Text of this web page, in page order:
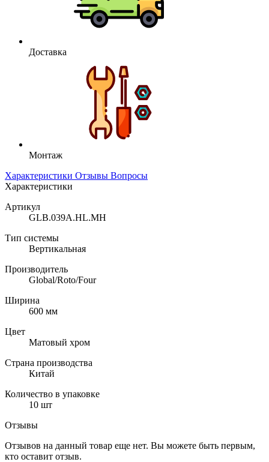
Доставка
Монтаж
Характеристики Отзывы Вопросы
Характеристики
Артикул
GLB.039A.HL.MH
Тип системы
Вертикальная
Производитель
Global/Roto/Four
Ширина
600 мм
Цвет
Матовый хром
Страна производства
Китай
Количество в упаковке
10 шт
Отзывы
Отзывов на данный товар еще нет. Вы можете быть первым,
кто оставит отзыв.